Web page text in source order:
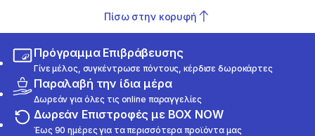
Πίσω στην κορυφή
Πρόγραμμα Επιβράβευσης
Γίνε μέλος, συγκέντρωσε πόντους, κέρδισε δωροκάρτες
Παραλαβή την ίδια μέρα
Δωρεάν για όλες τις online παραγγελίες
Δωρεάν Επιστροφές με BOX NOW
Έως 90 ημέρες για τα περισσότερα προϊόντα μας